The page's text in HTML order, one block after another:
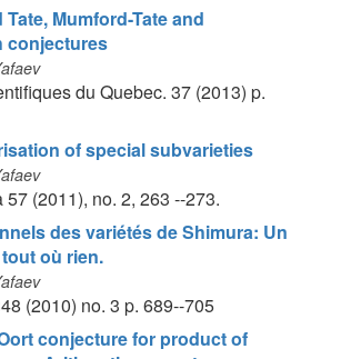
Mumford-Tate and
conjectures
du Quebec. 37 (2013) p.
of special subvarieties
57 (2011), no. 2, 263 --273.
des variétés de Shimura: Un
où rien.
(2010) no. 3 p. 689--705
conjecture for product of